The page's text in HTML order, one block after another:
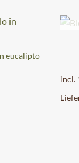
eucalipto
incl.